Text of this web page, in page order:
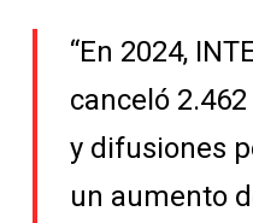
“En 2024,
canceló
y difusiones
un aumento